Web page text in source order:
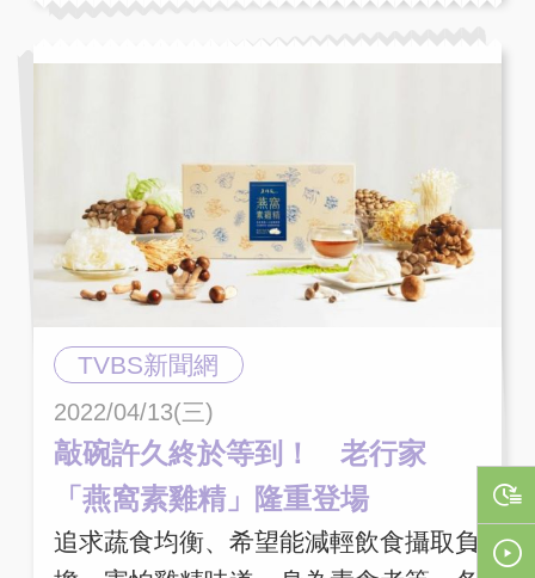
TVBS新聞網
2022/04/13(三)
敲碗許久終於等到！ 老行家
「燕窩素雞精」隆重登場
追求蔬食均衡、希望能減輕飲食攝取負